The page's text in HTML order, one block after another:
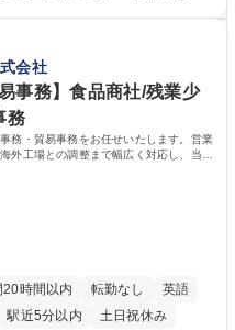
アパスを描くことも可能です。
可/世界で唯一の事業/福利厚生◎/
【魅力】■自己啓発支援：資格
円まで）を補助 ■住宅手当：家
会社
事務】食品商社/残業少
務
務・貿易事務をお任せいたします。営業
外工場との調整まで幅広く対応し、当社
20時間以内 転勤なし
英語
駅近5分以内 土日祝休み